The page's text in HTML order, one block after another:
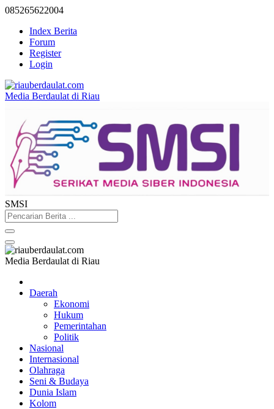
085265622004
Index Berita
Forum
Register
Login
Media Berdaulat di Riau
SMSI
Media Berdaulat di Riau
Daerah
Ekonomi
Hukum
Pemerintahan
Politik
Nasional
Internasional
Olahraga
Seni & Budaya
Dunia Islam
Kolom